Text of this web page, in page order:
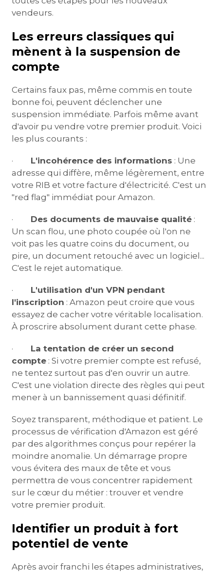
vendeurs.
Les erreurs classiques qui
mènent à la suspension de
compte
Certains faux pas, même commis en toute
bonne foi, peuvent déclencher une
suspension immédiate. Parfois même avant
d'avoir pu vendre votre premier produit. Voici
les plus courants :
· L'incohérence des informations : Une
adresse qui diffère, même légèrement, entre
votre RIB et votre facture d'électricité. C'est un
"red flag" immédiat pour Amazon.
· Des documents de mauvaise qualité :
Un scan flou, une photo coupée où l'on ne
voit pas les quatre coins du document, ou
pire, un document retouché avec un logiciel...
C'est le rejet automatique.
· L'utilisation d'un VPN pendant
l'inscription : Amazon peut croire que vous
essayez de cacher votre véritable localisation.
À proscrire absolument durant cette phase.
· La tentation de créer un second
compte : Si votre premier compte est refusé,
ne tentez surtout pas d'en ouvrir un autre.
C'est une violation directe des règles qui peut
mener à un bannissement quasi définitif.
Soyez transparent, méthodique et patient. Le
processus de vérification d'Amazon est géré
par des algorithmes conçus pour repérer la
moindre anomalie. Un démarrage propre
vous évitera des maux de tête et vous
permettra de vous concentrer rapidement
sur le cœur du métier : trouver et vendre
votre premier produit.
Identifier un produit à fort
potentiel de vente
Après avoir franchi les étapes administratives,